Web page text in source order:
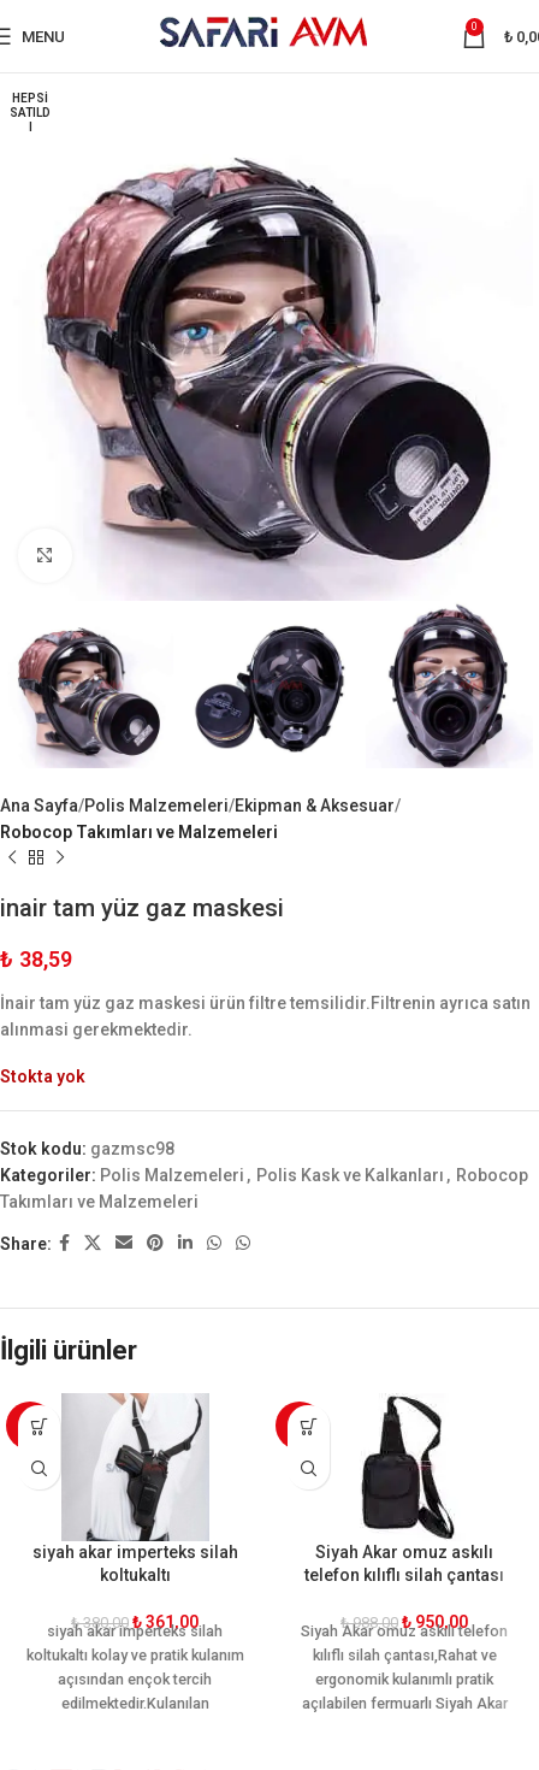
MENU
0
₺
HEPSI
SATILD
Ana Sayfa Polis Malzemeleri Ekipman & Aksesuar
Robocop Takımları ve Malzemeleri
inair tam yüz gaz maskesi
₺ 38,59
İnair tam yüz gaz maskesi ürün filtre temsilidir.Filtrenin ayrıca satın
alınmasi gerekmektedir.
Stokta yok
Stok kodu: gazmsc98
Kategoriler: Polis Malzemeleri , Polis Kask ve Kalkanları , Robocop
Takımları ve Malzemeleri
Share:
İlgili ürünler
-5%
siyah akar imperteks silah
koltukaltı
₺380,00 ₺361,00
siyah akar imperteks silah
koltukaltı kolay ve pratik kulanım
açısından ençok tercih
edilmektedir.Kulanılan
-4%
Siyah Akar omuz askılı
telefon kılıflı silah çantası
₺988,00 ₺ 950,00
Siyah Akaromuz askılı telefon
kılıflı silah çantası,Rahat ve
ergonomik kulanımlı pratik
açılabilen fermuarlı Siyah Akar